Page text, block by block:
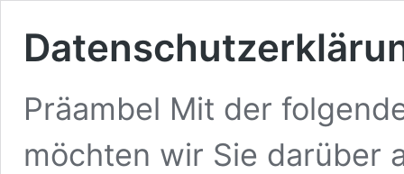
Präambel Mit der
möchten wir Sie darüber